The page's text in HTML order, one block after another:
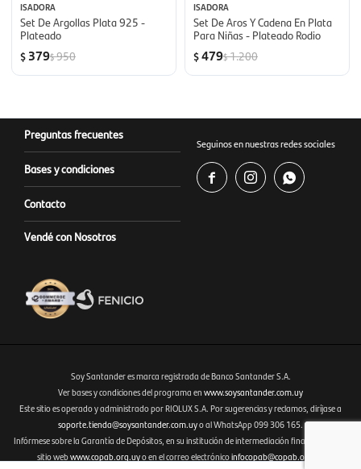
ISADORA
Set De Argollas Plata 925 -
Plateado
$ 379$950
ISADORA
Set De Aros Y Cadena En Plata
Para Niñas - Plateado Rodio
$479$1.200
Preguntas frecuentes
Bases y condiciones
Contacto
Vendé con Nosotros
Seguinos en nuestras redes sociales
  
Fenicio eCommerce Uruguay
Soy Santander es marca registrada de Banco Santander S.A.
Ver bases y condiciones del programa en www.soysantander.com.uy
Este sitio es operado y administrado por RIOLUX S.A. Por sugerencias y reclamos, diríjase a
soporte.tienda@soysantander.com.uyo al WhatsApp 099 306 165.
Infórmese sobre la Garantía de Depósitos, en su institución de intermediación financiera, en el
sitio webwww.copab.org.uyo en el correo electrónicoinfocopab@copab.org.uy